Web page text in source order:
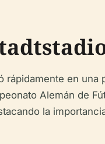
rápidamente en
Alemán de
la